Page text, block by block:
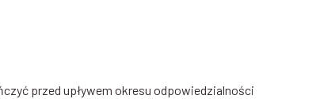
przed upływem okresu odpowiedzialności